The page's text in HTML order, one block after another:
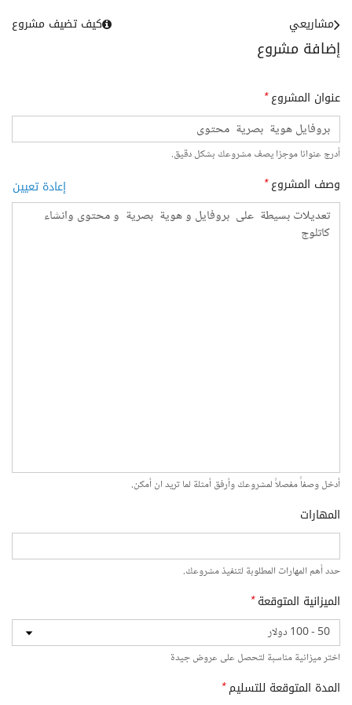
إضافة مشروع
مشاريعي كيف تضيف مشروع
عنوان المشروع*
أدرج عنوانا موجزا يصف مشروعك بشكل دقيق.
وصف المشروع* إعادة تعيين
أدخل وصفاً مفصلاً لمشروعك وأرفق أمثلة لما تريد ان أمكن.
المهارات
حدد أهم المهارات المطلوبة لتنفيذ مشروعك.
الميزانية المتوقعة*
اختر ميزانية مناسبة لتحصل على عروض جيدة
المدة المتوقعة للتسليم*